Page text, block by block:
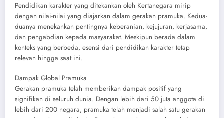
Pendidikan karakter yang ditekankan oleh Kertanegara mirip
dengan nilai-nilai yang diajarkan dalam gerakan pramuka. Kedua-
duanya menekankan pentingnya keberanian, kejujuran, kerjasama,
dan pengabdian kepada masyarakat. Meskipun berada dalam
konteks yang berbeda, esensi dari pendidikan karakter tetap
relevan hingga saat ini.
Dampak Global Pramuka
Gerakan pramuka telah memberikan dampak positif yang
signifikan di seluruh dunia. Dengan lebih dari 50 juta anggota di
lebih dari 200 negara, pramuka telah menjadi salah satu gerakan